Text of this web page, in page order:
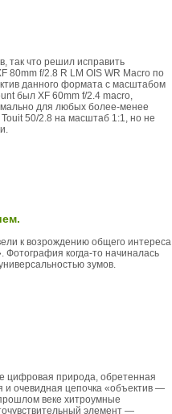
так что решил исправить
80mm f/2.8 R LM OIS WR Macro по
данного формата с масштабом
был XF 60mm f/2.4 macro,
для любых более-менее
50/2.8 на масштаб 1:1, но не
к возрождению общего интереса
когда-то начиналась
зумов.
цифровая природа, обретенная
и очевидная цепочка «объектив —
веке хитроумные
элемент —